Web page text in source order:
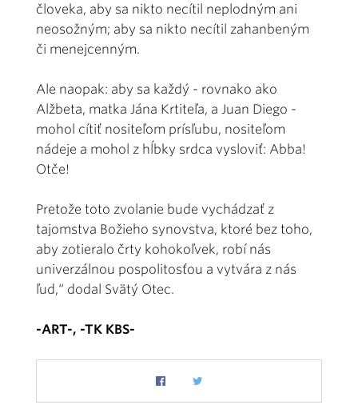
človeka, aby sa nikto necítil neplodným ani
neosožným; aby sa nikto necítil zahanbeným
či menejcenným.
Ale naopak: aby sa každý - rovnako ako
Alžbeta, matka Jána Krtiteľa, a Juan Diego -
mohol cítiť nositeľom prísľubu, nositeľom
nádeje a mohol z hĺbky srdca vysloviť: Abba!
Otče!
Pretože toto zvolanie bude vychádzať z
tajomstva Božieho synovstva, ktoré bez toho,
aby zotieralo črty kohokoľvek, robí nás
univerzálnou pospolitosťou a vytvára z nás
ľud,“ dodal Svätý Otec.
-ART-, -TK KBS-